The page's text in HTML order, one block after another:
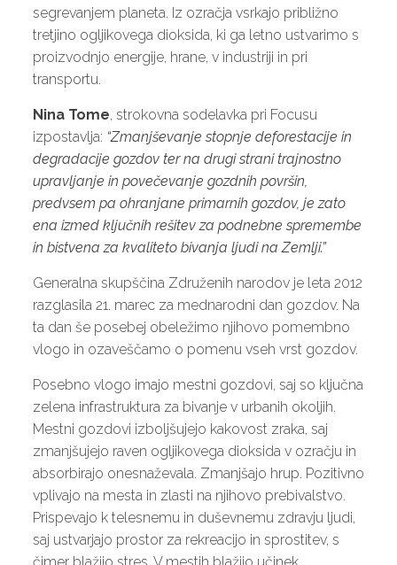
segrevanjem planeta. Iz ozračja vsrkajo približno
tretjino ogljikovega dioksida, ki ga letno ustvarimo s
proizvodnjo energije, hrane, v industriji in pri
transportu.
Nina Tome, strokovna sodelavka pri Focusu
izpostavlja: “Zmanjševanje stopnje deforestacije in
degradacije gozdov ter na drugi strani trajnostno
upravljanje in povečevanje gozdnih površin,
predvsem pa ohranjane primarnih gozdov, je zato
ena izmed ključnih rešitev za podnebne spremembe
in bistvena za kvaliteto bivanja ljudi na Zemlji.”
Generalna skupščina Združenih narodov je leta 2012
razglasila 21. marec za mednarodni dan gozdov. Na
ta dan še posebej obeležimo njihovo pomembno
vlogo in ozaveščamo o pomenu vseh vrst gozdov.
Posebno vlogo imajo mestni gozdovi, saj so ključna
zelena infrastruktura za bivanje v urbanih okoljih.
Mestni gozdovi izboljšujejo kakovost zraka, saj
zmanjšujejo raven ogljikovega dioksida v ozračju in
absorbirajo onesnaževala. Zmanjšajo hrup. Pozitivno
vplivajo na mesta in zlasti na njihovo prebivalstvo.
Prispevajo k telesnemu in duševnemu zdravju ljudi,
saj ustvarjajo prostor za rekreacijo in sprostitev, s